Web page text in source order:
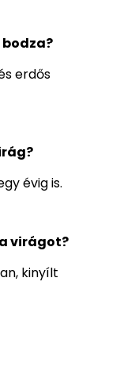
erdős
évig is.
virágot?
kinyílt